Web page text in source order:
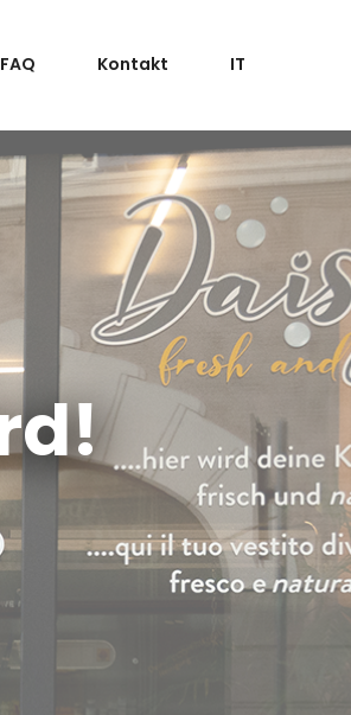
FAQ Kontakt IT